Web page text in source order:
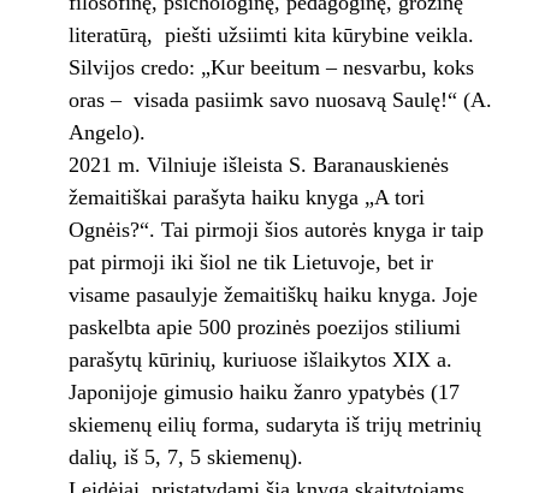
literatūrą, piešti užsiimti kita kūrybine veikla.
Silvijos credo: „Kur beeitum – nesvarbu, koks
oras – visada pasiimk savo nuosavą Saulę!“ (A.
Angelo).
2021 m. Vilniuje išleista S. Baranauskienės
žemaitiškai parašyta haiku knyga „A tori
Ognėis?“. Tai pirmoji šios autorės knyga ir taip
pat pirmoji iki šiol ne tik Lietuvoje, bet ir
visame pasaulyje žemaitiškų haiku knyga. Joje
paskelbta apie 500 prozinės poezijos stiliumi
parašytų kūrinių, kuriuose išlaikytos XIX a.
Japonijoje gimusio haiku žanro ypatybės (17
skiemenų eilių forma, sudaryta iš trijų metrinių
dalių, iš 5, 7, 5 skiemenų).